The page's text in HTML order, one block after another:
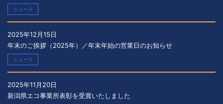
ニュース
年末のご挨拶（2025年）／年末年始の営業日のお知らせ
2025年12月15日
ニュース
新潟県エコ事業所表彰を受賞いたしました
2025年11月20日